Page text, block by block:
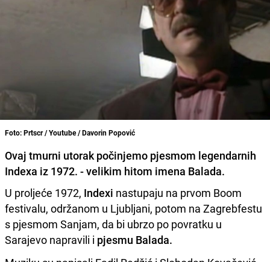
Foto: Prtscr / Youtube / Davorin Popović
Ovaj tmurni utorak počinjemo pjesmom legendarnih
Indexa iz 1972. - velikim hitom imena Balada.
U proljeće 1972, Indexi nastupaju na prvom Boom
festivalu, održanom u Ljubljani, potom na Zagrebfestu
s pjesmom Sanjam, da bi ubrzo po povratku u
Sarajevo napravili i pjesmu Balada.